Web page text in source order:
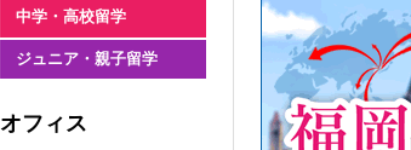
中学・高校留学
ジュニア・親子留学
オフィス